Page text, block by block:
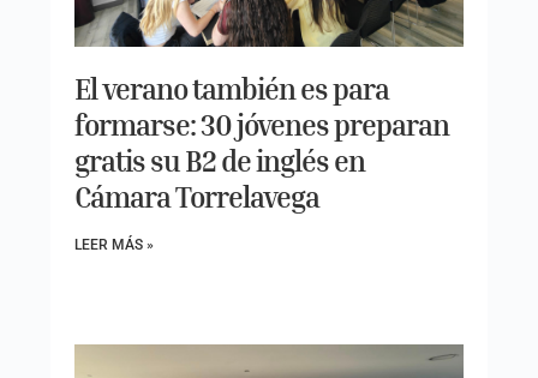
El verano también es para
formarse: 30 jóvenes preparan
gratis su B2 de inglés en
Cámara Torrelavega
LEER MÁS »